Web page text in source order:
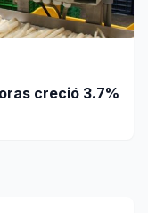
creció 3.7%